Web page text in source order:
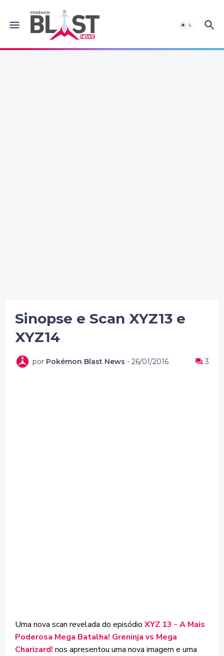
Sinopse e Scan XYZ13 e
XYZ14
por Pokémon Blast News - 26/01/2016 3
Uma nova scan revelada do episódio XYZ 13 - A Mais
Poderosa Mega Batalha! Greninja vs Mega
Charizard! nos apresentou uma nova imagem e uma